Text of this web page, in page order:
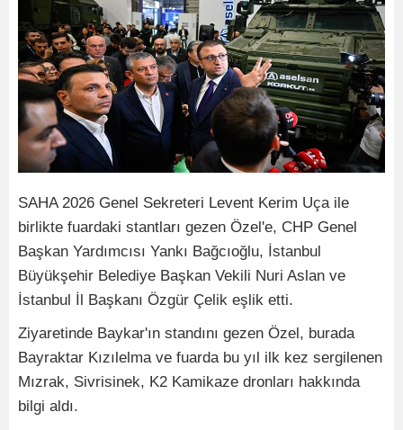
SAHA 2026 Genel Sekreteri Levent Kerim Uça ile
birlikte fuardaki stantları gezen Özel'e, CHP Genel
Başkan Yardımcısı Yankı Bağcıoğlu, İstanbul
Büyükşehir Belediye Başkan Vekili Nuri Aslan ve
İstanbul İl Başkanı Özgür Çelik eşlik etti.
Ziyaretinde Baykar'ın standını gezen Özel, burada
Bayraktar Kızılelma ve fuarda bu yıl ilk kez sergilenen
Mızrak, Sivrisinek, K2 Kamikaze dronları hakkında
bilgi aldı.